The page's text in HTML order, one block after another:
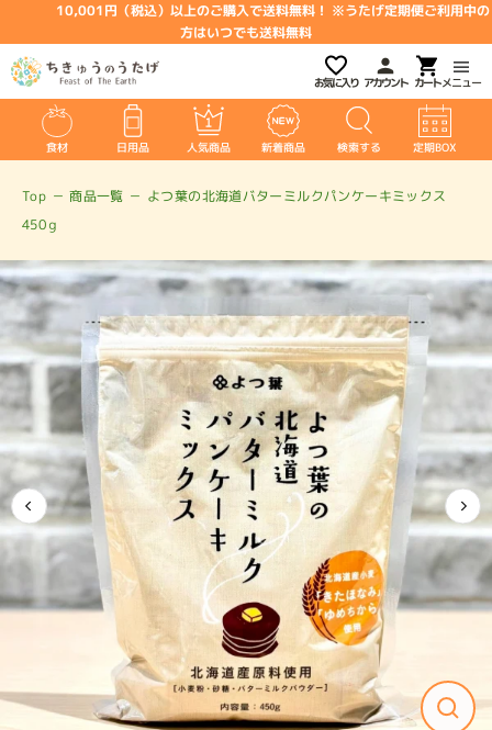
10,001円（税込）以上のご購入で送料無料！ ※うたげ定期便ご利用中の
方はいつでも送料無料
メニュー
アカウント
お気に入り
食材 日用品 人気商品 新着商品 検索する 定期BOX
Top － 商品一覧 － よつ葉の北海道バターミルクパンケーキミックス
450ｇ